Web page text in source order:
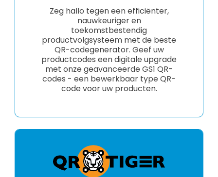
Zeg hallo tegen een efficiënter,
nauwkeuriger en
toekomstbestendig
productvolgsysteem met de beste
QR-codegenerator. Geef uw
productcodes een digitale upgrade
met onze geavanceerde GS1 QR-
codes - een bewerkbaar type QR-
code voor uw producten.